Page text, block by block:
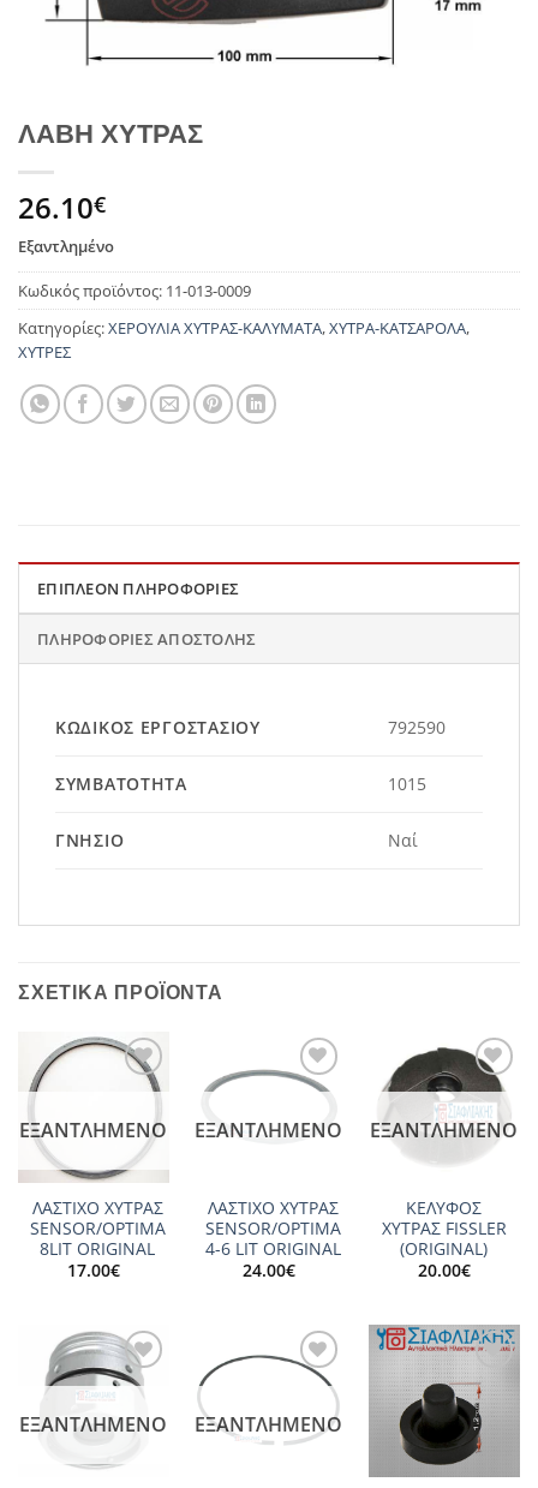
ΛΑΒΗ ΧΥΤΡΑΣ
26.10€
Εξαντλημένο
Κωδικός προϊόντος: 11-013-0009
Κατηγορίες:ΧΕΡΟΥΛΙΑ ΧΥΤΡΑΣ-ΚΑΛΥΜΑΤΑ,ΧΥΤΡΑ-ΚΑΤΣΑΡΟΛΑ,
ΧΥΤΡΕΣ
ΕΠΙΠΛΈΟΝ ΠΛΗΡΟΦΟΡΊΕΣ
ΠΛΗΡΟΦΟΡΊΕΣ ΑΠΟΣΤΟΛΉΣ
ΚΩΔΙΚΌΣ ΕΡΓΟΣΤΑΣΊΟΥ 792590
ΣΥΜΒΑΤΌΤΗΤΑ 1015
ΓΝΉΣΙΟ Ναί
ΣΧΕΤΙΚΆ ΠΡΟΪΌΝΤΑ
Add to
ΕΞΑΝΤΛΗΜΈΝΟ
ΛΑΣΤΙΧΟ ΧΥΤΡΑΣ
SENSOR/OPTIMA
8LIT ORIGINAL
17.00€
Add to
ΕΞΑΝΤΛΗΜΈΝΟ
ΛΑΣΤΙΧΟ ΧΥΤΡΑΣ
SENSOR/OPTIMA
4-6 LIT ORIGINAL
24.00€
Add to
wishlist
ΕΞΑΝΤΛΗΜΈΝΟ
ΚΕΛΥΦΟΣ
ΧΥΤΡΑΣ FISSLER
(ORIGINAL)
20.00€
Add to
wishlist
ΕΞΑΝΤΛΗΜΈΝΟ
Add to
ΕΞΑΝΤΛΗΜΈΝΟ
Add to
wishlist